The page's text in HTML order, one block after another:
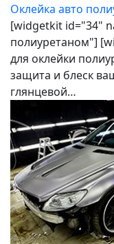
Оклейка авто
[widgetkit id="34"
полиуретаном"]
для оклейки
защита и блеск
глянцевой…